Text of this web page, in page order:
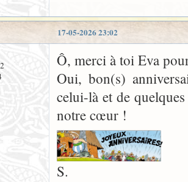
17-05-2026 23:02
Ô, merci à toi Eva
Oui, bon(s)
celui-là et de
notre cœur !
S.